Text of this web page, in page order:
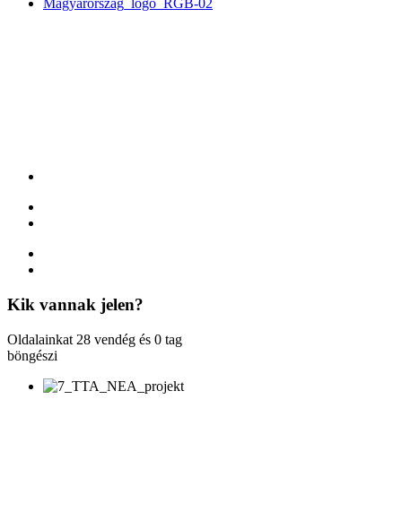
Kik vannak jelen?
Oldalainkat 28 vendég és 0 tag
böngészi